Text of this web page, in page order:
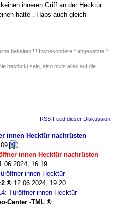
inneren Griff an der Hecktür
hatte . Habs auch gleich
behalten !!! Insbesondere " abgesetzte "
bestückt sein, also nicht alles auf die
RSS-Feed dieser Diskussion
innen Hecktür nachrüsten
innen Hecktür nachrüsten
16:19
innen Hecktür
12.06.2024, 19:20
Türöffner innen Hecktür
Center -TML